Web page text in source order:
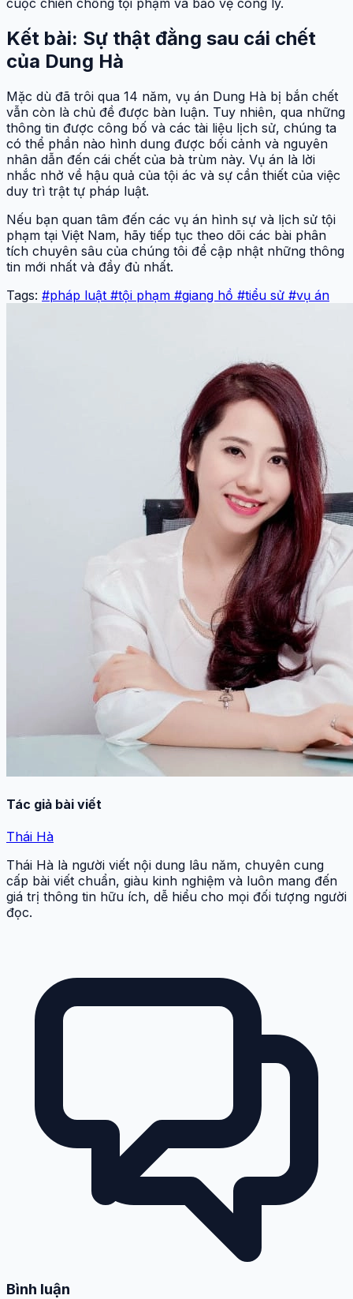
Kết bài: Sự thật đằng sau cái chết
của Dung Hà
Mặc dù đã trôi qua 14 năm, vụ án Dung Hà bị bắn chết
vẫn còn là chủ đề được bàn luận. Tuy nhiên, qua những
thông tin được công bố và các tài liệu lịch sử, chúng ta
có thể phần nào hình dung được bối cảnh và nguyên
nhân dẫn đến cái chết của bà trùm này. Vụ án là lời
nhắc nhở về hậu quả của tội ác và sự cần thiết của việc
duy trì trật tự pháp luật.
Nếu bạn quan tâm đến các vụ án hình sự và lịch sử tội
phạm tại Việt Nam, hãy tiếp tục theo dõi các bài phân
tích chuyên sâu của chúng tôi để cập nhật những thông
tin mới nhất và đầy đủ nhất.
Tags: #pháp luật #tội phạm #giang hồ #tiểu sử #vụ án
Tác giả bài viết
Thái Hà
Thái Hà là người viết nội dung lâu năm, chuyên cung
cấp bài viết chuẩn, giàu kinh nghiệm và luôn mang đến
giá trị thông tin hữu ích, dễ hiểu cho mọi đối tượng người
đọc.
Bình luận